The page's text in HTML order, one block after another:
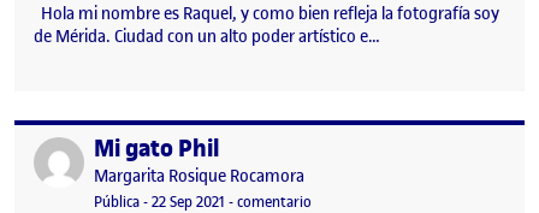
Hola mi nombre es Raquel, y como bien refleja la fotografía soy
de Mérida. Ciudad con un alto poder artístico e…
Publicado porMi gato Phil
Publicado por
Margarita Rosique Rocamora
Visibilidad:
Pública-Fecha de publicación
22 Sep 2021 22 septiembre, 2021 3:36 pm
-comentario